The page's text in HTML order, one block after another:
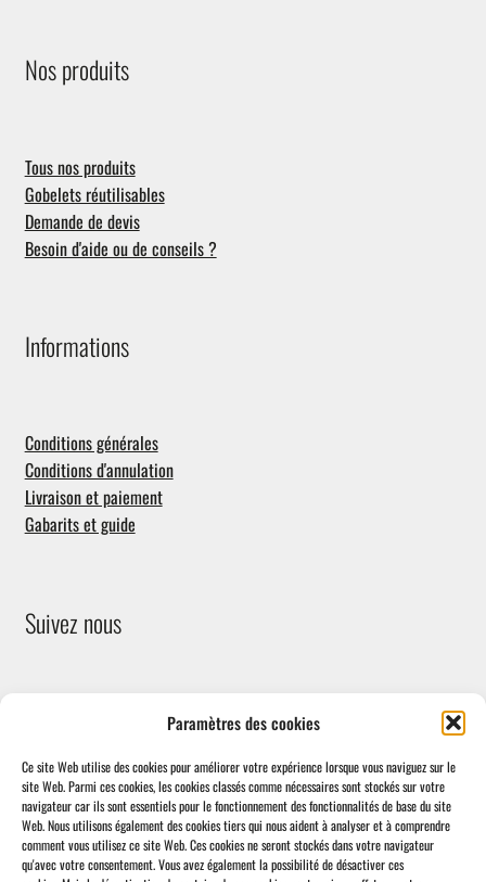
Paramètres des cookies
Ce site Web utilise des cookies pour améliorer votre expérience lorsque vous naviguez sur le
site Web.Parmi ces cookies, les cookies classés comme nécessaires sont stockés sur votre
navigateur car ils sont essentiels pour le fonctionnement des fonctionnalités de base du site
Web.Nous utilisons également des cookies tiers qui nous aident à analyser et à comprendre
comment vous utilisez ce site Web.Ces cookies ne seront stockés dans votre navigateur
qu'avec votre consentement.Vous avez également la possibilité de désactiver ces
Nos produits
Tous nos produits
Gobelets réutilisables
Demande de devis
Besoin d'aide ou de conseils ?
Informations
Conditions générales
Conditions d'annulation
Livraison et paiement
Gabarits et guide
Suivez nous
Facebook